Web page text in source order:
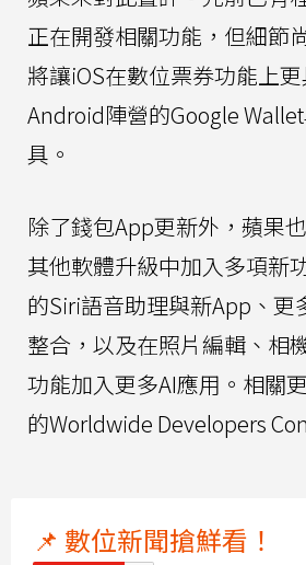
正在開發相關功能，但細節
將讓iOS在數位票券功能上更
Android陣營的Google
具。
除了錢包App更新外，蘋果
其他軟體升級中加入多項新
的Siri語音助理與新App、更
整合，以及在照片編輯、相
功能加入更多AI應用。相關
的Worldwide Developers
📌 數位新聞搶鮮看！